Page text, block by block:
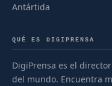
Antártida
QUÉ ES DIGIPRENSA
DigiPrensa es el
del mundo. Encuentra